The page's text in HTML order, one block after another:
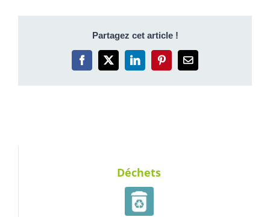
Partagez cet article !
Facebook
X LinkedInPinterestEmail
Déchets